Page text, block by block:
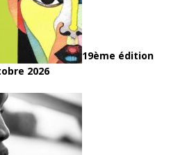
19ème édition
2026